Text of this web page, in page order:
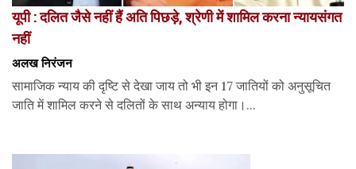
यूपी : दलित जैसे नहीं हैं अति पिछड़े, श्रेणी में शामिल करना न्यायसंगत
नहीं
अलख निरंजन
सामाजिक न्याय की दृष्टि से देखा जाय तो भी इन 17 जातियों को अनुसूचित
जाति में शामिल करने से दलितों के साथ अन्याय होगा।...